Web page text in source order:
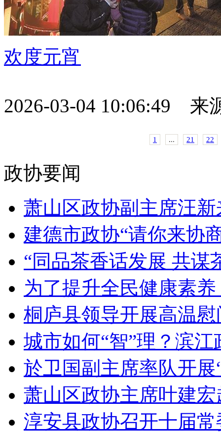
欢度元宵
2026-03-04 10:06:49 来
1 ... 21 22
政协要闻
萧山区政协副主席汪
建德市政协“请你来协
“同品茶香话发展 共
为了提升全民健康素
桐庐县领导开展高温
城市如何“智”理？滨
於卫国副主席率队开
萧山区政协主席叶建
淳安县政协召开十届